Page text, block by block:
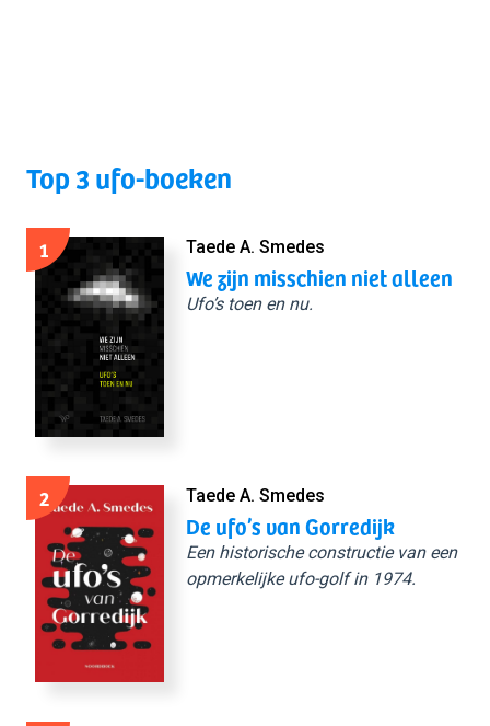
Top 3 ufo-boeken
1 Taede A. Smedes
We zijn misschien niet alleen
Ufo’s toen en nu.
2 Taede A. Smedes
De ufo’s van Gorredijk
Een historische constructie van een
opmerkelijke ufo-golf in 1974.